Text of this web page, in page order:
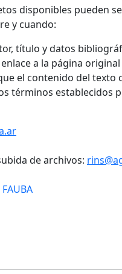
disponibles pueden
y cuando:
título y datos
a la página
el contenido del texto
términos establecidos
de archivos: